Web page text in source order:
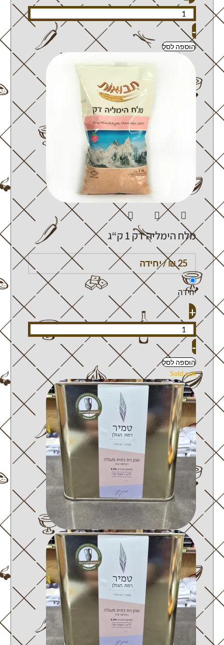
-
הוספה לסל
מלח הימליה דק 1 ק“ג
יחידה
+
-
הוספה לסל
Sold out